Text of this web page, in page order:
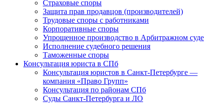
Страховые споры
Защита прав продавцов (производителей)
Трудовые споры с работниками
Корпоративные споры
Упрощенное производство в Арбитражном суде
Исполнение судебного решения
Таможенные споры
Консультация юриста в СПб
Консультация юристов в Санкт-Петербурге —
компания «Право Групп»
Консультация по районам СПб
Суды Санкт-Петербурга и ЛО